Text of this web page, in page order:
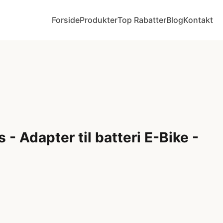
ForsideProdukterTop RabatterBlogKontakt
- Adapter til batteri E-Bike -